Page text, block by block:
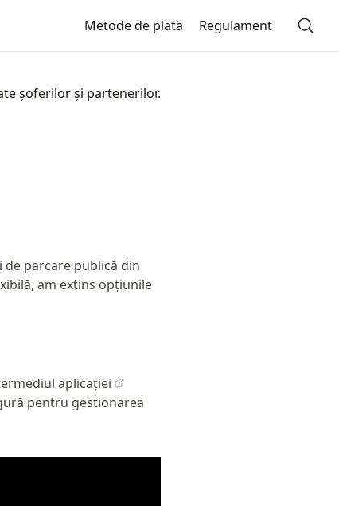
Metode de plată Regulament
șoferilor și partenerilor.
parcare publică din
am extins opțiunile
aplicației
pentru gestionarea